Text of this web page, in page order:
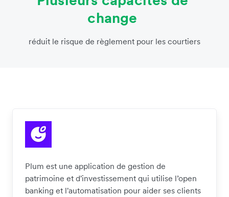
change
réduit le risque de règlement pour les courtiers
Plum est une application de gestion de
patrimoine et d'investissement qui utilise l’open
banking et l'automatisation pour aider ses clients